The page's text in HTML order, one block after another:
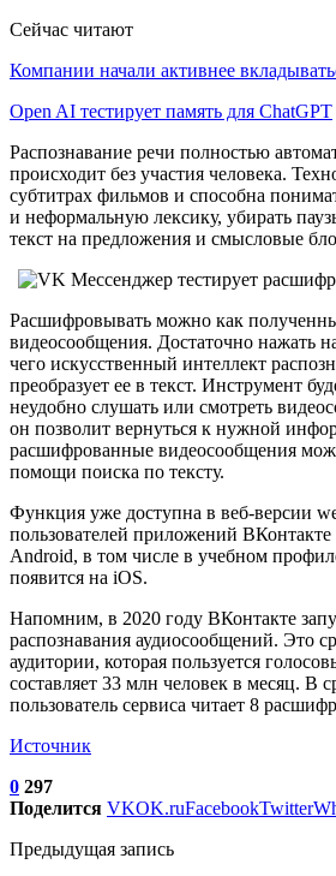
Сейчас читают
Компании начали активнее
Open AI тестирует память для ChatGPT
Распознавание речи полностью
происходит без участия человека.
субтитрах фильмов и способна
и неформальную лексику, убирать
текст на предложения и смысловые
Расшифровывать можно как
видеосообщения. Достаточно нажать
чего искусственный интеллект
преобразует ее в текст. Инструмент
неудобно слушать или смотреть
он позволит вернуться к нужной
расшифрованные видеосообщения
помощи поиска по тексту.
Функция уже доступна в веб-версии
пользователей приложений
Android, в том числе в учебном
появится на iOS.
Напомним, в 2020 году ВКонтакте
распознавания аудиосообщений. Это
аудитории, которая пользуется
составляет 33 млн человек в месяц. В
пользователь сервиса читает 8
Источник
0 297
Поделится VKOK.ruFacebookTwitter
Предыдущая запись